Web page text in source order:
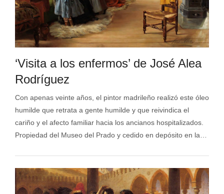
‘Visita a los enfermos’ de José Alea
Rodríguez
Con apenas veinte años, el pintor madrileño realizó este óleo
humilde que retrata a gente humilde y que reivindica el
cariño y el afecto familiar hacia los ancianos hospitalizados.
Propiedad del Museo del Prado y cedido en depósito en la…